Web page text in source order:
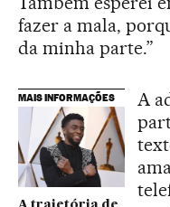
fazer a mala,
da minha parte.”
MAIS INFORMAÇÕES
A